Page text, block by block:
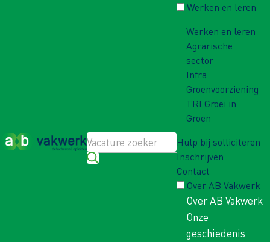
Werken en leren
Werken en leren
Agrarische
sector
Infra
Groenvoorziening
TRI Groei in
Groen
Hulp bij solliciteren
Inschrijven
Contact
Over AB Vakwerk
Over AB Vakwerk
Onze
geschiedenis